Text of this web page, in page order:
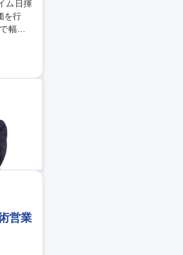
幅広
抑制
会合
営業